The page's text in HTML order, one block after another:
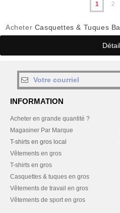
1 2
Acheter Casquettes & Tuques
INFORMATION
Acheter en grande quantité ?
Magasiner Par Marque
T-shirts en gros local
Vêtements en gros
T-shirts en gros
Casquettes & tuques en gros
Vêtements de travail en gros
Vêtements de sport en gros